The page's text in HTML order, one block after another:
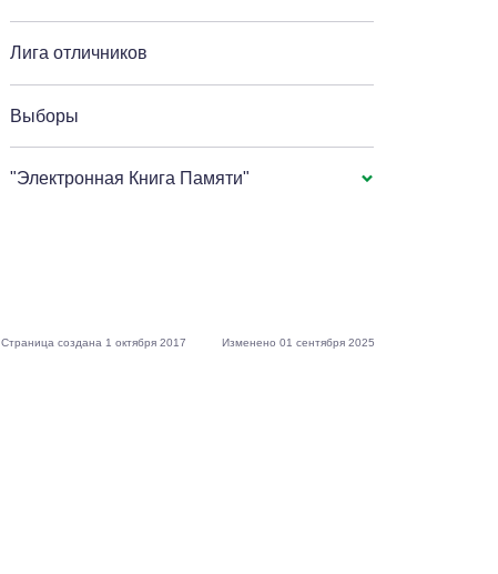
Лига отличников
Выборы
"Электронная Книга Памяти"
Страница создана 1 октября 2017 Изменено 01 сентября 2025